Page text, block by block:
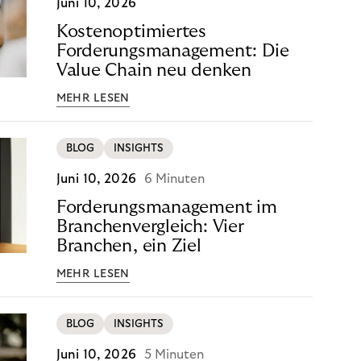
Juni 10, 2026
Kostenoptimiertes
Forderungsmanagement: Die
Value Chain neu denken
MEHR LESEN
BLOG INSIGHTS
Juni 10, 2026 6 Minuten
Forderungsmanagement im
Branchenvergleich: Vier
Branchen, ein Ziel
MEHR LESEN
BLOG INSIGHTS
Juni 10, 2026 5 Minuten